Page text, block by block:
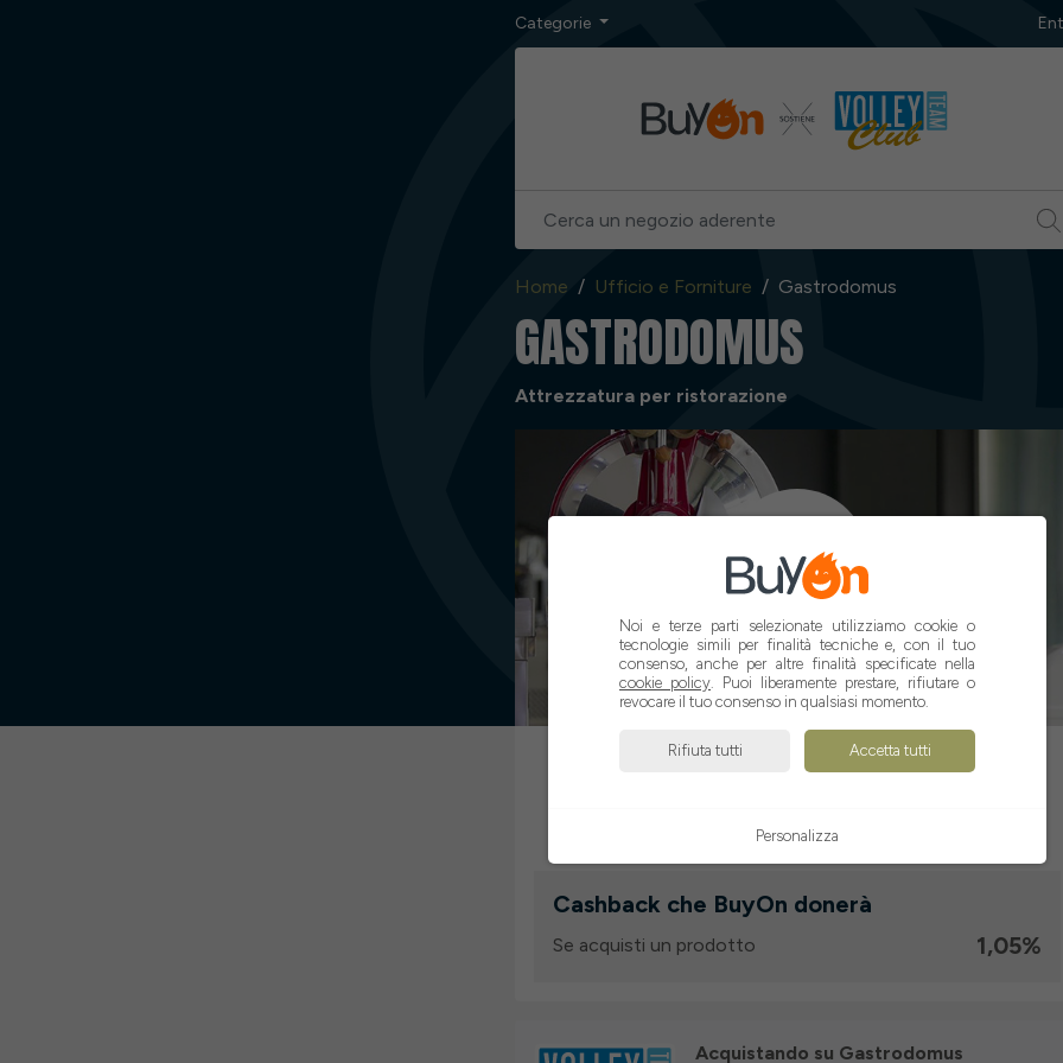
Categorie
Home Ufficio e Forniture Gastrodomus
GASTRODOMUS
Attrezzatura per ristorazione
1,05%
ATTIVA CASHBACK
Cashback che BuyOn donerà
Se acquisti un prodotto 1,05%
Acquistando su Gastrodomus
Noi e terze parti selezionate utilizziamo cookie o
tecnologie simili per finalità tecniche e, con il tuo
consenso, anche per altre finalità specificate nella
cookie policy . Puoi liberamente prestare, rifiutare o
revocare il tuo consenso in qualsiasi momento.
Rifiuta tutti Accetta tutti
Personalizza